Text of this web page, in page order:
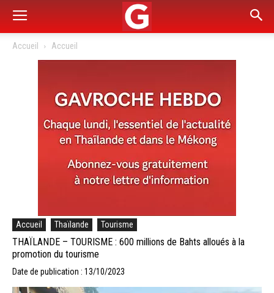
Accueil Accueil
Accueil Thaïlande Tourisme
THAÏLANDE – TOURISME : 600 millions de Bahts alloués à la
promotion du tourisme
Date de publication : 13/10/2023